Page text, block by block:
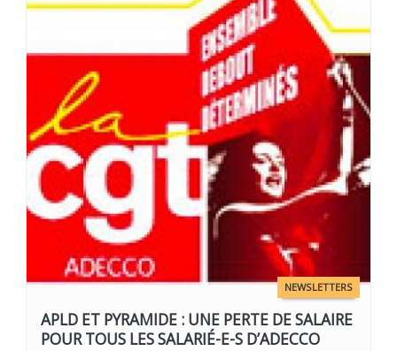
NEWSLETTERS
APLD ET PYRAMIDE : UNE PERTE DE SALAIRE
POUR TOUS LES SALARIÉ-E-S D’ADECCO